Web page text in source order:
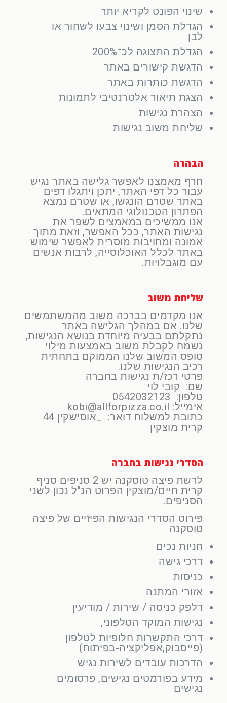
שינוי הפונט לקריא יותר
הגדלת הסמן ושינוי צבעו לשחור או
לבן
הגדלת התצוגה לכ־200%
הדגשת קישורים באתר
הדגשת כותרות באתר
הצגת תיאור אלטרנטיבי לתמונות
הצהרת נגישות
שליחת משוב נגישות
הבהרה
חרף מאמצנו לאפשר גלישה באתר נגיש
עבור כל דפי האתר, יתכן ויתגלו דפים
באתר שטרם הונגשו, או שטרם נמצא
הפתרון הטכנולוגי המתאים.
אנו ממשיכים במאמצים לשפר את
נגישות האתר, ככל האפשר, וזאת מתוך
אמונה ומחויבות מוסרית לאפשר שימוש
באתר לכלל האוכלוסייה, לרבות אנשים
עם מוגבלויות.
שליחת משוב
אנו מקדמים בברכה משוב מהמשתמשים
שלנו. אם במהלך הגלישה באתר
נתקלתם בבעיה מיוחדת בנושא הנגישות,
נשמח לקבלת משוב באמצעות מילוי
טופס המשוב שלנו הממוקם בתחתית
רכיב הנגישות שלנו.
פרטי רכז/ת נגישות בחברה
שם: קובי לוי
טלפון: 0542032123
אימייל: kobi@allforpizza.co.il
כתובת למשלוח דואר: _אוסישקין 44
קרית מוצקין
הסדרי נגישות בחברה
לרשת פיצה טוסקנה יש 2 סניפים סניף
קרית חיים/מוצקין הפרוט הנ"ל נכון לשני
הסניפים.
פירוט הסדרי הנגישות הפיזיים של פיצה
טוסקנה
חניות נכים
דרכי גישה
כניסות
אזורי המתנה
דלפק כניסה / שירות / מודיעין
נגישות המוקד הטלפוני,
דרכי התקשרות חלופיות לטלפון
(פייסבוק,אפליקציה-בפיתוח)
הדרכות עובדים לשירות נגיש
מידע בפורמטים נגישים, פרסומים
נגישים